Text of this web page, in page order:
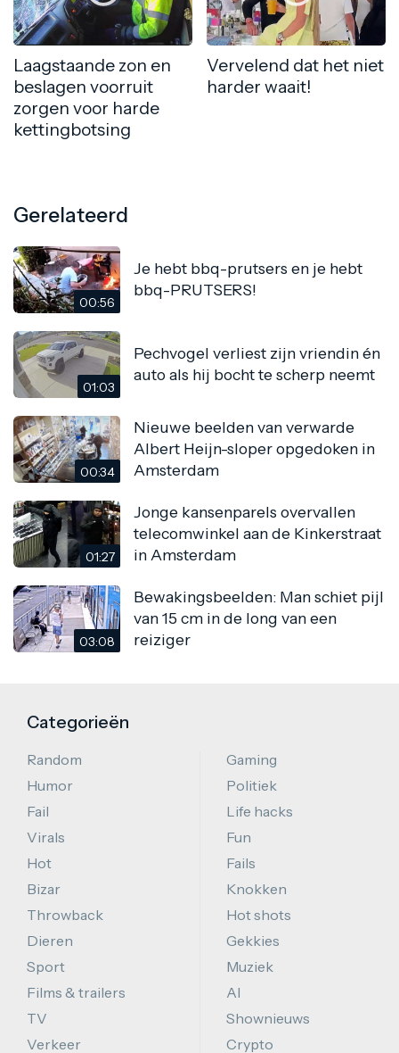
Laagstaande zon en
beslagen voorruit
zorgen voor harde
kettingbotsing
Vervelend dat het niet
harder waait!
Gerelateerd
00:56
Je hebt bbq-prutsers en je hebt
bbq-PRUTSERS!
01:03
Pechvogel verliest zijn vriendin én
auto als hij bocht te scherp neemt
00:34
Nieuwe beelden van verwarde
Albert Heijn-sloper opgedoken in
Amsterdam
01:27
Jonge kansenparels overvallen
telecomwinkel aan de Kinkerstraat
in Amsterdam
03:08
Bewakingsbeelden: Man schiet ​​pijl
van 15 cm in de long van een
reiziger
Categorieën
Random
Humor
Fail
Virals
Hot
Bizar
Throwback
Dieren
Sport
Films & trailers
TV
Verkeer
Gaming
Politiek
Life hacks
Fun
Fails
Knokken
Hot shots
Gekkies
Muziek
AI
Shownieuws
Crypto